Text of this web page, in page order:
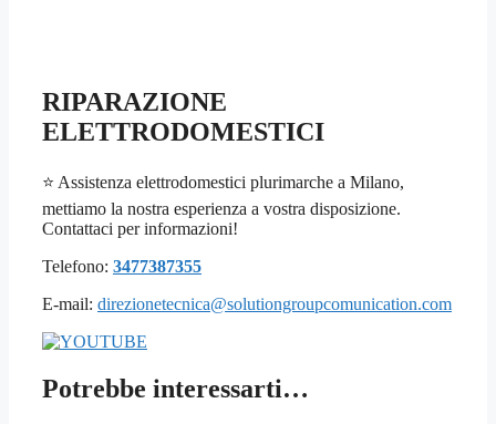
RIPARAZIONE
ELETTRODOMESTICI
⭐ Assistenza elettrodomestici plurimarche a Milano,
mettiamo la nostra esperienza a vostra disposizione.
Contattaci per informazioni!
Telefono: 3477387355
E-mail: direzionetecnica@solutiongroupcomunication.com
Potrebbe interessarti…